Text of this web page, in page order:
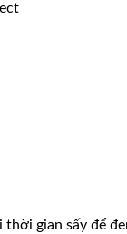
gian sấy để